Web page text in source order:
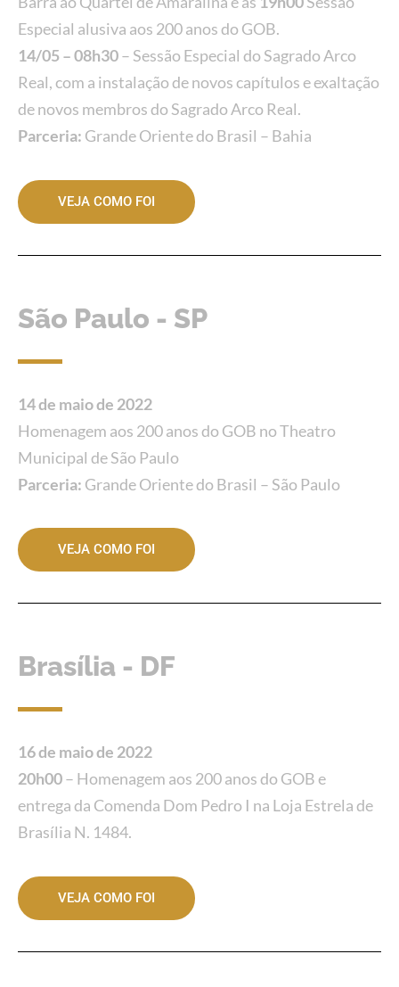
Especial alusiva aos 200 anos do GOB.
14/05 – 08h30– Sessão Especial do Sagrado Arco
Real, com a instalação de novos capítulos e exaltação
de novos membros do Sagrado Arco Real.
Parceria: Grande Oriente do Brasil – Bahia
VEJA COMO FOI
São Paulo - SP
14 de maio de 2022
Homenagem aos 200 anos do GOB no Theatro
Municipal de São Paulo
Parceria: Grande Oriente do Brasil – São Paulo
VEJA COMO FOI
Brasília - DF
16 de maio de 2022
20h00– Homenagem aos 200 anos do GOB e
entrega da Comenda Dom Pedro I na Loja Estrela de
Brasília N. 1484.
VEJA COMO FOI